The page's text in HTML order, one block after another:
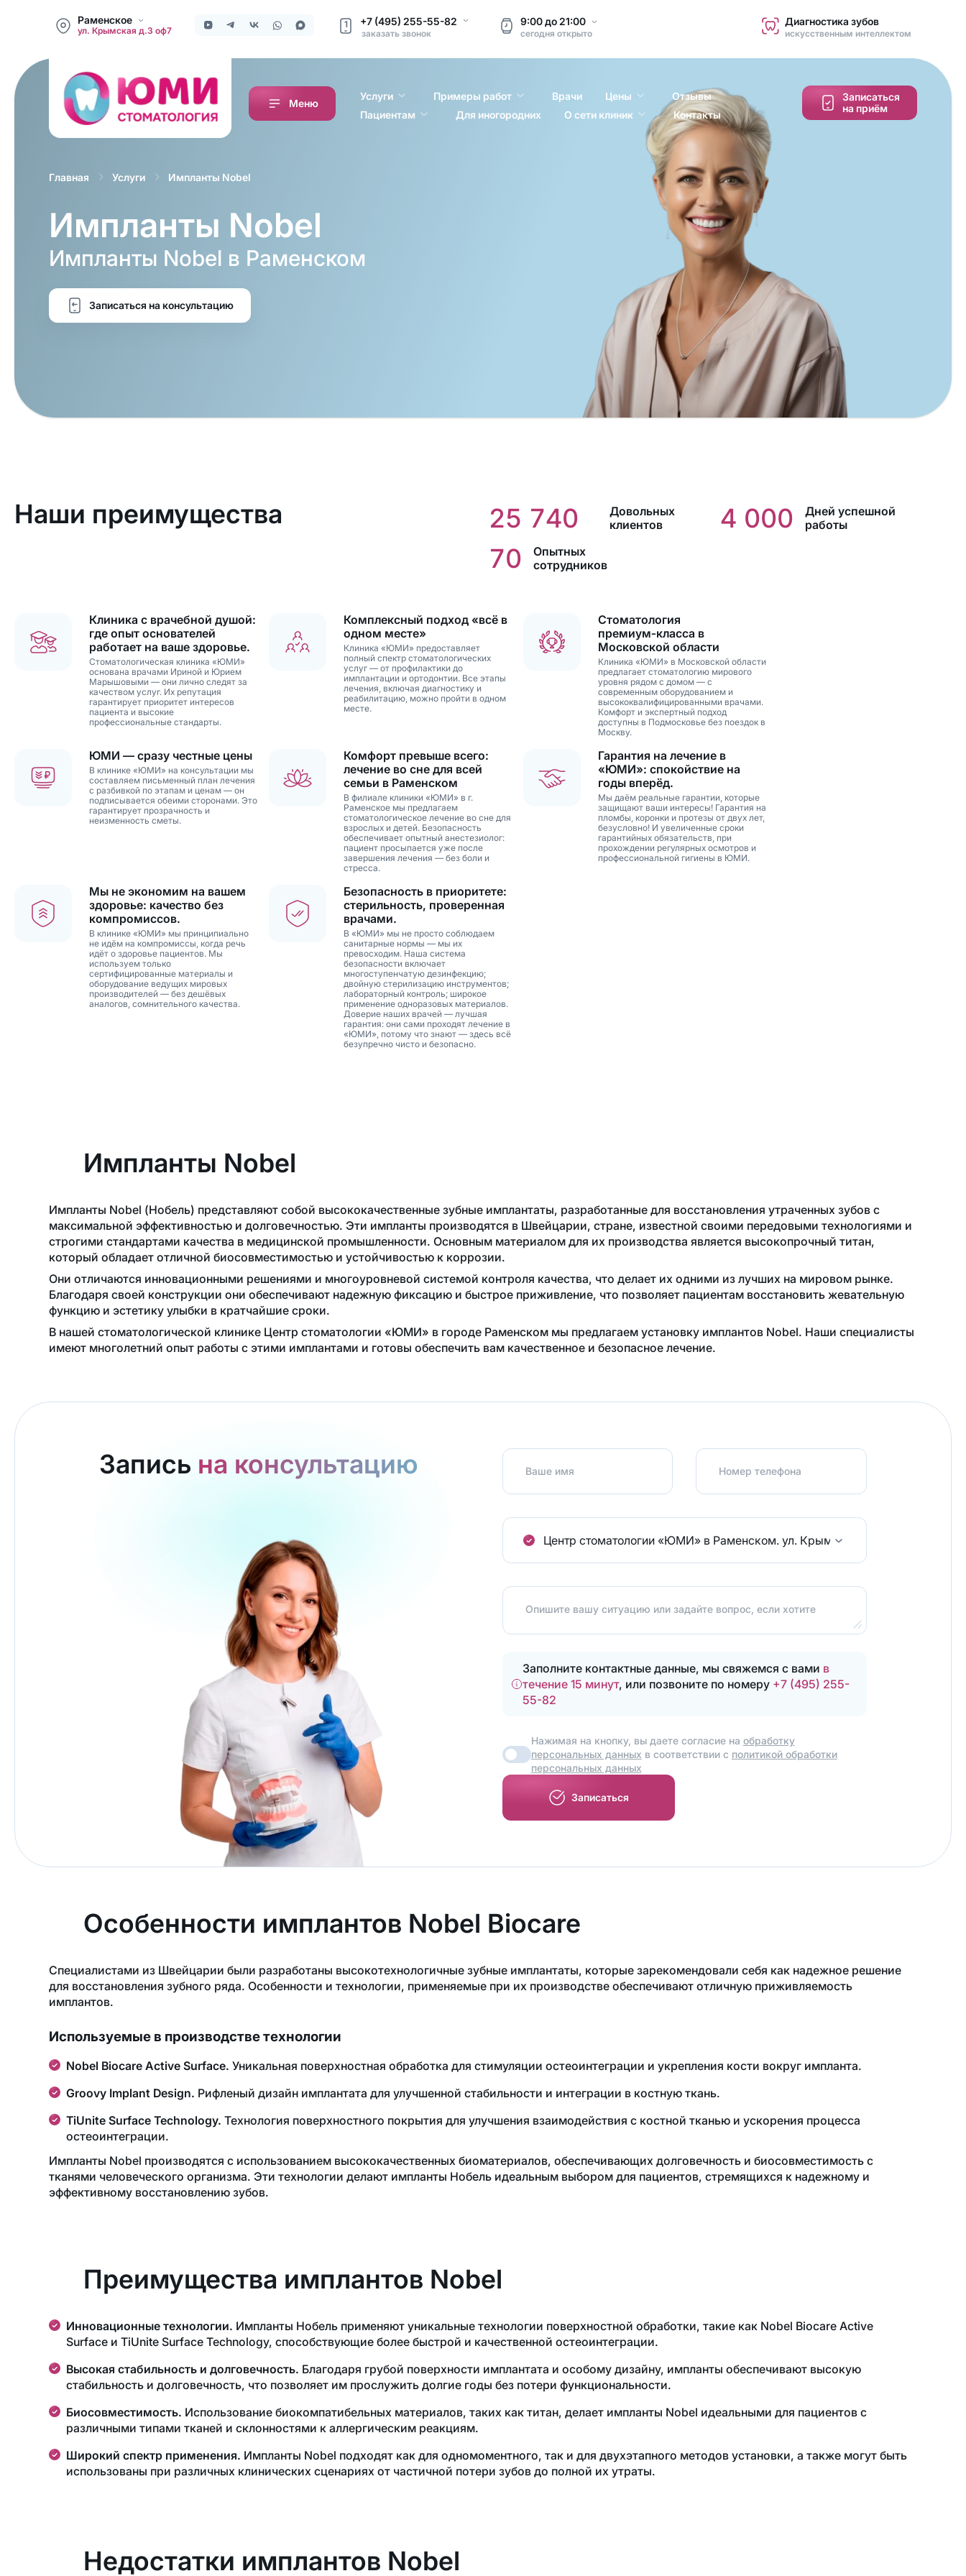
Раменское
ул. Крымская д.3 оф7
1 +7 (495) 255-55-82
заказать звонок
9:00до21:00
сегодняоткрыто
Диагностика зубов
искусственным интеллектом
Меню
Услуги Примеры работ Врачи Цены
Отзывы
Пациентам
Для иногородних О сети клиник Контакты
Записаться
на приём
Главная Услуги Импланты Nobel
Импланты Nobel
Импланты Nobel в Раменском
Записаться на консультацию
Наши преимущества 25 740
Довольных
клиентов
4 000
Дней успешной
работы
70
Опытных
сотрудников
Клиника с врачебной душой:
где опыт основателей
работает на ваше здоровье.
Стоматологическая клиника «ЮМИ»
основана врачами Ириной и Юрием
Марышовыми — они лично следят за
качеством услуг. Их репутация
гарантирует приоритет интересов
пациента и высокие
профессиональные стандарты.
Комплексный подход «всё в
одном месте»
Клиника «ЮМИ» предоставляет
полный спектр стоматологических
услуг — от профилактики до
имплантации и ортодонтии. Все этапы
лечения, включая диагностику и
реабилитацию, можно пройти в одном
месте.
Стоматология
премиум‑класса в
Московской области
Клиника «ЮМИ» в Московской области
предлагает стоматологию мирового
уровня рядом с домом — с
современным оборудованием и
высококвалифицированными врачами.
Комфорт и экспертный подход
доступны в Подмосковье без поездок в
Москву.
ЮМИ — сразу честные цены
В клинике «ЮМИ» на консультации мы
составляем письменный план лечения
с разбивкой по этапам и ценам — он
подписывается обеими сторонами. Это
гарантирует прозрачность и
неизменность сметы.
Комфорт превыше всего:
лечение во сне для всей
семьи в Раменском
В филиале клиники «ЮМИ» в г.
Раменское мы предлагаем
стоматологическое лечение во сне для
взрослых и детей. Безопасность
обеспечивает опытный анестезиолог:
пациент просыпается уже после
завершения лечения — без боли и
стресса.
Гарантия на лечение в
«ЮМИ»: спокойствие на
годы вперёд.
Мы даём реальные гарантии, которые
защищают ваши интересы! Гарантия на
пломбы, коронки и протезы от двух лет,
безусловно! И увеличенные сроки
гарантийных обязательств, при
прохождении регулярных осмотров и
профессиональной гигиены в ЮМИ.
Мы не экономим на вашем
здоровье: качество без
компромиссов.
В клинике «ЮМИ» мы принципиально
не идём на компромиссы, когда речь
идёт о здоровье пациентов. Мы
используем только
сертифицированные материалы и
оборудование ведущих мировых
производителей — без дешёвых
аналогов, сомнительного качества.
Безопасность в приоритете:
стерильность, проверенная
врачами.
В «ЮМИ» мы не просто соблюдаем
санитарные нормы — мы их
превосходим. Наша система
безопасности включает
многоступенчатую дезинфекцию;
двойную стерилизацию инструментов;
лабораторный контроль; широкое
применение одноразовых материалов.
Доверие наших врачей — лучшая
гарантия: они сами проходят лечение в
«ЮМИ», потому что знают — здесь всё
безупречно чисто и безопасно.
Импланты Nobel
Импланты Nobel (Нобель) представляют собой высококачественные зубные имплантаты, разработанные для восстановления утраченных зубов с
максимальной эффективностью и долговечностью. Эти импланты производятся в Швейцарии, стране, известной своими передовыми технологиями и
строгими стандартами качества в медицинской промышленности. Основным материалом для их производства является высокопрочный титан,
который обладает отличной биосовместимостью и устойчивостью к коррозии.
Они отличаются инновационными решениями и многоуровневой системой контроля качества, что делает их одними из лучших на мировом рынке.
Благодаря своей конструкции они обеспечивают надежную фиксацию и быстрое приживление, что позволяет пациентам восстановить жевательную
функцию и эстетику улыбки в кратчайшие сроки.
В нашей стоматологической клинике Центр стоматологии «ЮМИ» в городе Раменском мы предлагаем установку имплантов Nobel. Наши специалисты
имеют многолетний опыт работы с этими имплантами и готовы обеспечить вам качественное и безопасное лечение.
Запись на консультацию Ваше имя Номер телефона
Центр стоматологии «ЮМИ» в Раменском. ул. Крымская д.3 оф7
Опишите вашу ситуацию или задайте вопрос, если хотите
Заполните контактные данные, мы свяжемся с вами в
течение 15 минут, или позвоните по номеру +7 (495) 255-
55-82
Нажимая на кнопку, вы даете согласие на обработку
персональных данных в соответствии с политикой обработки
персональных данных
Записаться
Особенности имплантов Nobel Biocare
Специалистами из Швейцарии были разработаны высокотехнологичные зубные имплантаты, которые зарекомендовали себя как надежное решение
для восстановления зубного ряда. Особенности и технологии, применяемые при их производстве обеспечивают отличную приживляемость
имплантов.
Используемые в производстве технологии
Nobel Biocare Active Surface. Уникальная поверхностная обработка для стимуляции остеоинтеграции и укрепления кости вокруг импланта.
Groovy Implant Design. Рифленый дизайн имплантата для улучшенной стабильности и интеграции в костную ткань.
TiUnite Surface Technology. Технология поверхностного покрытия для улучшения взаимодействия с костной тканью и ускорения процесса
остеоинтеграции.
Импланты Nobel производятся с использованием высококачественных биоматериалов, обеспечивающих долговечность и биосовместимость с
тканями человеческого организма. Эти технологии делают импланты Нобель идеальным выбором для пациентов, стремящихся к надежному и
эффективному восстановлению зубов.
Преимущества имплантов Nobel
Инновационные технологии. Импланты Нобель применяют уникальные технологии поверхностной обработки, такие как Nobel Biocare Active
Surface и TiUnite Surface Technology, способствующие более быстрой и качественной остеоинтеграции.
Высокая стабильность и долговечность. Благодаря грубой поверхности имплантата и особому дизайну, импланты обеспечивают высокую
стабильность и долговечность, что позволяет им прослужить долгие годы без потери функциональности.
Биосовместимость. Использование биокомпатибельных материалов, таких как титан, делает импланты Nobel идеальными для пациентов с
различными типами тканей и склонностями к аллергическим реакциям.
Широкий спектр применения. Импланты Nobel подходят как для одномоментного, так и для двухэтапного методов установки, а также могут быть
использованы при различных клинических сценариях от частичной потери зубов до полной их утраты.
Недостатки имплантов Nobel